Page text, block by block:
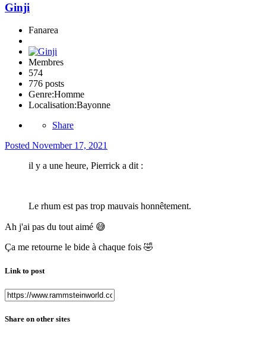
Ginji
Fanarea
Membres
574
776 posts
Genre:Homme
Localisation:Bayonne
Share
Posted November 17, 2021
il y a une heure, Pierrick a dit :
Le rhum est pas trop mauvais honnêtement.
Ah j'ai pas du tout aimé 😅
Ça me retourne le bide à chaque fois 🤣
Link to post
Share on other sites